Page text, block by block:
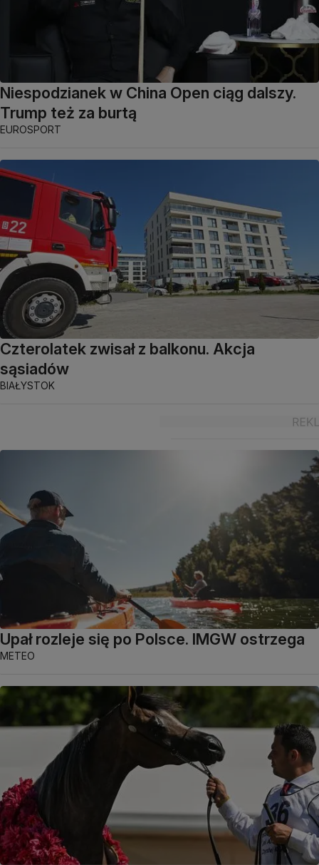
Niespodzianek w China Open ciąg dalszy.
Trump też za burtą
EUROSPORT
Czterolatek zwisał z balkonu. Akcja
sąsiadów
BIAŁYSTOK
Upał rozleje się po Polsce. IMGW ostrzega
METEO